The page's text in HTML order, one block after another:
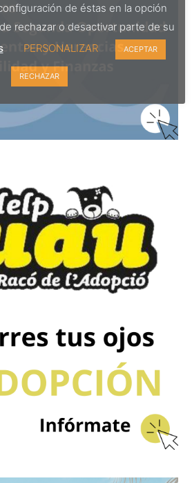
de éstas en la opción
rechazar o desactivar parte de su
PERSONALIZAR ACEPTAR
RECHAZAR